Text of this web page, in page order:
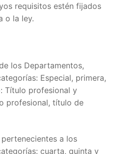
requisitos estén fijados
o la ley.
los Departamentos,
Especial, primera,
Título profesional y
profesional, título de
a los
cuarta, quinta y